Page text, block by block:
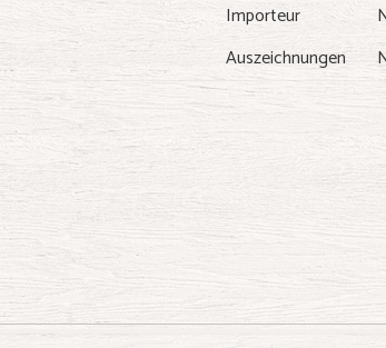
Importeur
Auszeichnungen